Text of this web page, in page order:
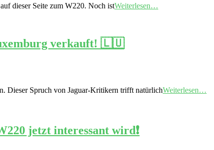
dieser Seite zum W220. Noch istWeiterlesen…
verkauft! 🇱🇺
Dieser Spruch von Jaguar-Kritikern trifft natürlichWeiterlesen…
jetzt interessant wird❗️